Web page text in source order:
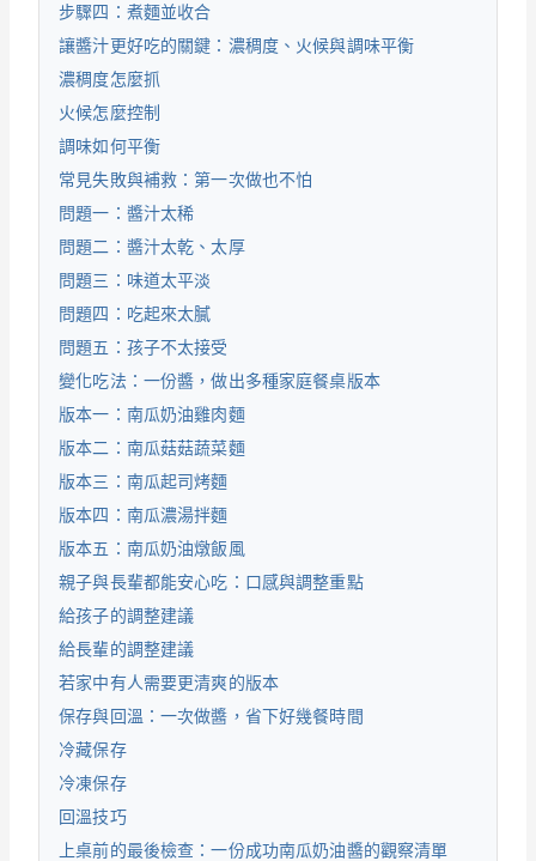
步驟四：煮麵並收合
讓醬汁更好吃的關鍵：濃稠度、火候與調味平衡
濃稠度怎麼抓
火候怎麼控制
調味如何平衡
常見失敗與補救：第一次做也不怕
問題一：醬汁太稀
問題二：醬汁太乾、太厚
問題三：味道太平淡
問題四：吃起來太膩
問題五：孩子不太接受
變化吃法：一份醬，做出多種家庭餐桌版本
版本一：南瓜奶油雞肉麵
版本二：南瓜菇菇蔬菜麵
版本三：南瓜起司烤麵
版本四：南瓜濃湯拌麵
版本五：南瓜奶油燉飯風
親子與長輩都能安心吃：口感與調整重點
給孩子的調整建議
給長輩的調整建議
若家中有人需要更清爽的版本
保存與回溫：一次做醬，省下好幾餐時間
冷藏保存
冷凍保存
回溫技巧
上桌前的最後檢查：一份成功南瓜奶油醬的觀察清單